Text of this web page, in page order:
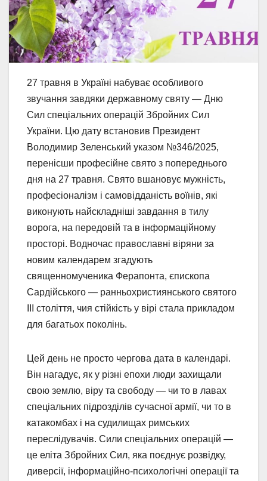
27 травня в Україні набуває особливого
звучання завдяки державному святу — Дню
Сил спеціальних операцій Збройних Сил
України. Цю дату встановив Президент
Володимир Зеленський указом №346/2025,
перенісши професійне свято з попереднього
дня на 27 травня. Свято вшановує мужність,
професіоналізм і самовідданість воїнів, які
виконують найскладніші завдання в тилу
ворога, на передовій та в інформаційному
просторі. Водночас православні віряни за
новим календарем згадують
священномученика Ферапонта, єпископа
Сардійського — ранньохристиянського святого
III століття, чия стійкість у вірі стала прикладом
для багатьох поколінь.
Цей день не просто чергова дата в календарі.
Він нагадує, як у різні епохи люди захищали
свою землю, віру та свободу — чи то в лавах
спеціальних підрозділів сучасної армії, чи то в
катакомбах і на судилищах римських
переслідувачів. Сили спеціальних операцій —
це еліта Збройних Сил, яка поєднує розвідку,
диверсії, інформаційно-психологічні операції та